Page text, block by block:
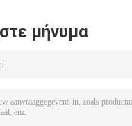
μήνυμα